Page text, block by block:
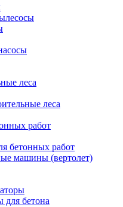
леса
леса
работ
бетонных работ
машины (вертолет)
для бетона